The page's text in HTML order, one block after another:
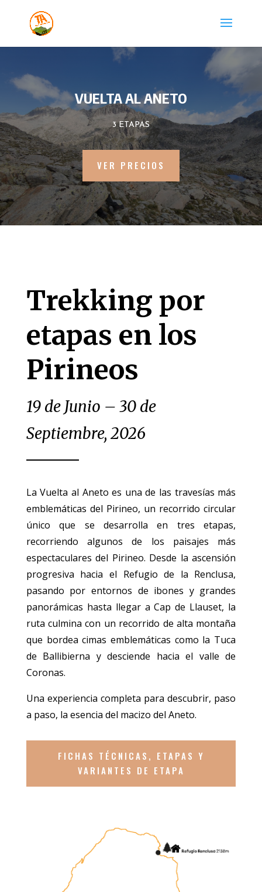
VUELTA AL ANETO
3 ETAPAS
VER PRECIOS
Trekking por
etapas en los
Pirineos
19 de Junio – 30 de
Septiembre, 2026
La Vuelta al Aneto es una de las travesías más
emblemáticas del Pirineo, un recorrido circular
único que se desarrolla en tres etapas,
recorriendo algunos de los paisajes más
espectaculares del Pirineo. Desde la ascensión
progresiva hacia el Refugio de la Renclusa,
pasando por entornos de ibones y grandes
panorámicas hasta llegar a Cap de Llauset, la
ruta culmina con un recorrido de alta montaña
que bordea cimas emblemáticas como la Tuca
de Ballibierna y desciende hacia el valle de
Coronas.
Una experiencia completa para descubrir, paso
a paso, la esencia del macizo del Aneto.
FICHAS TÉCNICAS, ETAPAS Y
VARIANTES DE ETAPA